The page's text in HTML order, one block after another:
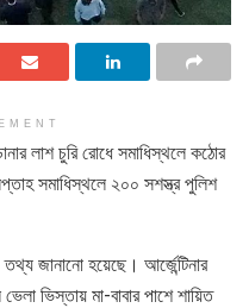
লাশ চুরি রোধে সমাধিস্থলে কঠোর
সমাধিস্থলে ২০০ সশস্ত্র পুলিশ
জানানো হয়েছে। আর্জেন্টিনার
ভিস্তায় মা-বাবার পাশে শায়িত